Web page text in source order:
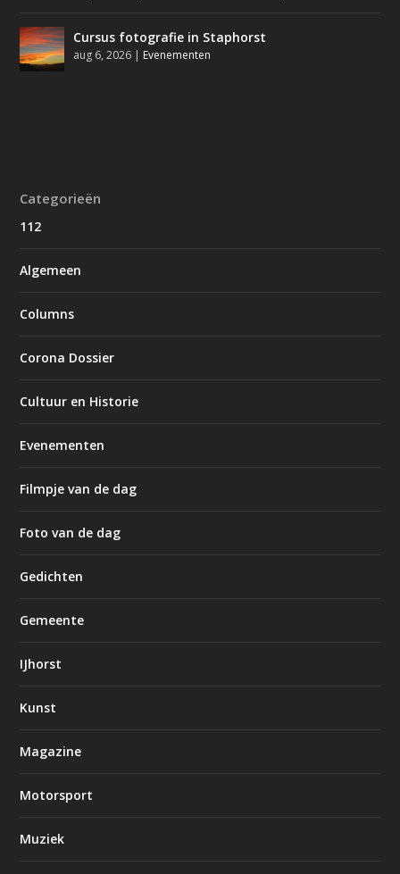
Cursus fotografie in Staphorst
aug 6, 2026 Evenementen
Categorieën
112
Algemeen
Columns
Corona Dossier
Cultuur en Historie
Evenementen
Filmpje van de dag
Foto van de dag
Gedichten
Gemeente
IJhorst
Kunst
Magazine
Motorsport
Muziek